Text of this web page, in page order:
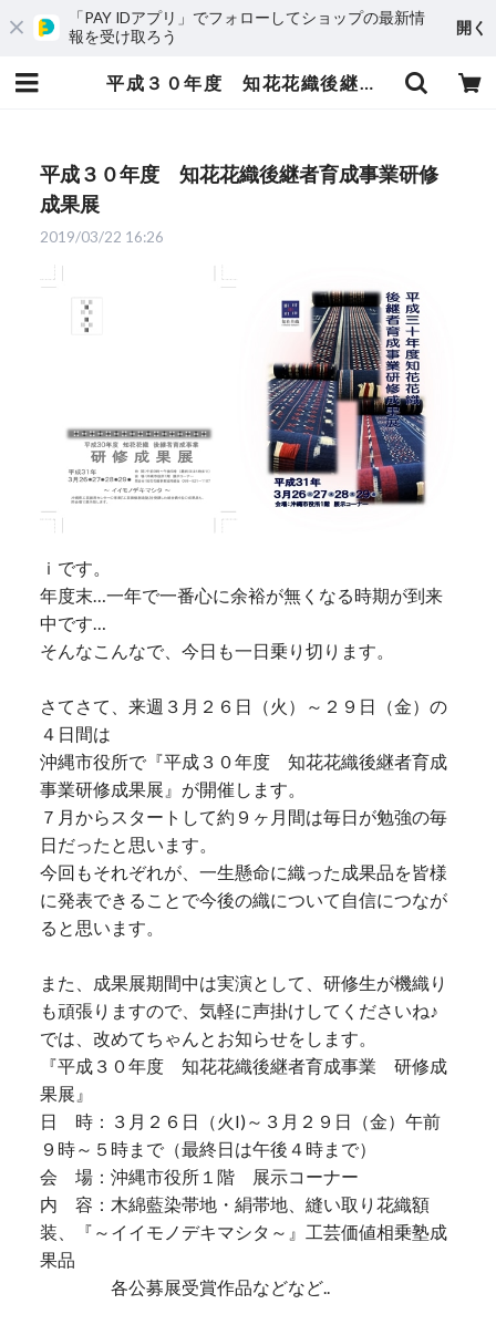
「PAY IDアプリ」でフォローしてショップの最新情
報を受け取ろう
開く
平成３０年度 知花花織後継者育成事業研修成果展 | 知花花織プロジェクト
平成３０年度 知花花織後継者育成事業研修
成果展
2019/03/22 16:26
ｉです。
年度末…一年で一番心に余裕が無くなる時期が到来
中です…
そんなこんなで、今日も一日乗り切ります。
さてさて、来週３月２６日（火）～２９日（金）の
４日間は
沖縄市役所で『平成３０年度 知花花織後継者育成
事業研修成果展』が開催します。
７月からスタートして約９ヶ月間は毎日が勉強の毎
日だったと思います。
今回もそれぞれが、一生懸命に織った成果品を皆様
に発表できることで今後の織について自信につなが
ると思います。
また、成果展期間中は実演として、研修生が機織り
も頑張りますので、気軽に声掛けしてくださいね♪
では、改めてちゃんとお知らせをします。
『平成３０年度 知花花織後継者育成事業 研修成
果展』
日 時：３月２６日（火I)～３月２９日（金）午前
９時～５時まで（最終日は午後４時まで）
会 場：沖縄市役所１階 展示コーナー
内 容：木綿藍染帯地・絹帯地、縫い取り花織額
装、『～イイモノデキマシタ～』工芸価値相乗塾成
果品
各公募展受賞作品などなど..